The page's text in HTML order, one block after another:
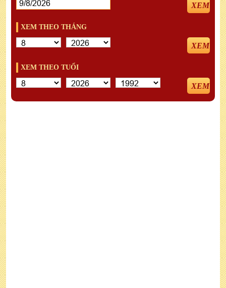
XEM
XEM THEO THÁNG
XEM
XEM THEO TUỔI
XEM